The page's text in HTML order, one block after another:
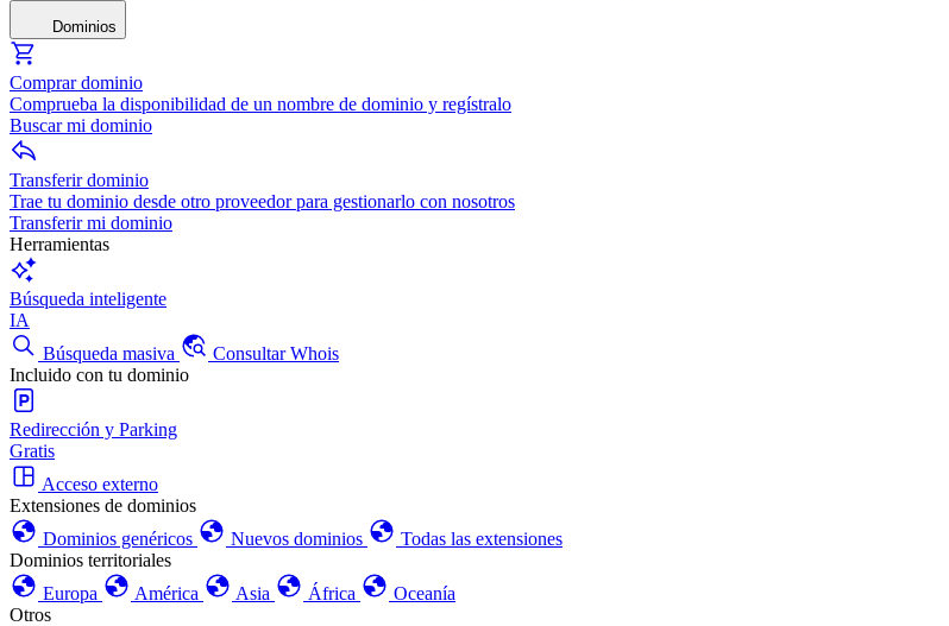
Dominios
Comprar dominio
Comprueba la disponibilidad de un nombre de dominio y regístralo
Buscar mi dominio
Transferir dominio
Trae tu dominio desde otro proveedor para gestionarlo con nosotros
Transferir mi dominio
Herramientas
Búsqueda inteligente
IA
Búsqueda masiva
Consultar Whois
Incluido con tu dominio
Redirección y Parking
Gratis
Acceso externo
Extensiones de dominios
Dominios genéricos
Nuevos dominios
Todas las extensiones
Dominios territoriales
Europa
América Asia África
Oceanía
Otros